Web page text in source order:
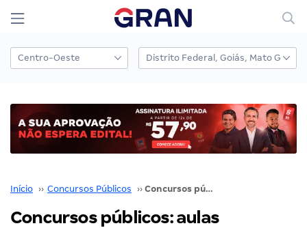
Início ›› Concursos Públicos ›› Concursos públicos: aulas gratuitas e eventos desta quarta-feira!
Concursos públicos: aulas